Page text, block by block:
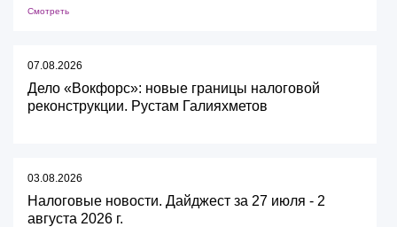
Смотреть
07.08.2026
Дело «Вокфорс»: новые границы налоговой
реконструкции. Рустам Галияхметов
03.08.2026
Налоговые новости. Дайджест за 27 июля - 2
августа 2026 г.